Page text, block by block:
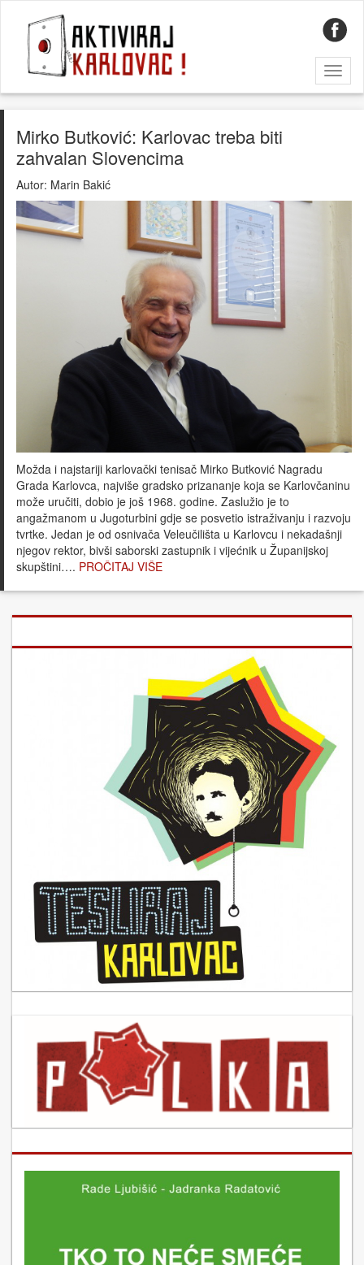
Mirko Butković: Karlovac treba biti
zahvalan Slovencima
Autor: Marin Bakić
Možda i najstariji karlovački tenisač Mirko Butković Nagradu
Grada Karlovca, najviše gradsko prizananje koja se Karlovčaninu
može uručiti, dobio je još 1968. godine. Zaslužio je to
angažmanom u Jugoturbini gdje se posvetio istraživanju i razvoju
tvrtke. Jedan je od osnivača Veleučilišta u Karlovcu i nekadašnji
njegov rektor, bivši saborski zastupnik i vijećnik u Županijskoj
skupštini…. PROČITAJ VIŠE